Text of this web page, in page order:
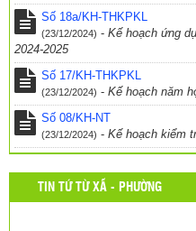
Số 18a/KH-THKPKL
(23/12/2024) - Kế hoạch ứng
2024-2025
Số 17/KH-THKPKL
(23/12/2024) - Kế hoạch năm
Số 08/KH-NT
(23/12/2024) - Kế hoạch kiểm
TIN TỨ TỪ XÃ - PHƯỜNG